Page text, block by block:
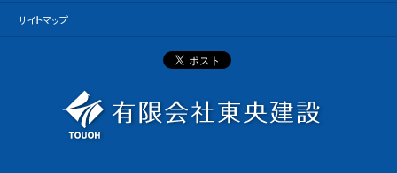
サイトマップ